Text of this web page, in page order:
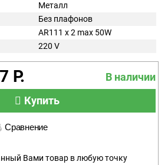
Металл
Без плафонов
AR111 x 2 max 50W
220 V
Р.
В наличии
Купить
Сравнение
Вами товар в любую точку